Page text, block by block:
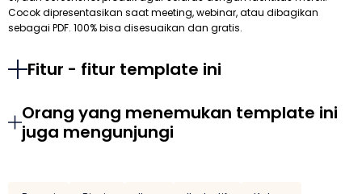
Cocok dipresentasikan saat meeting, webinar, atau dibagikan
sebagai PDF. 100% bisa disesuaikan dan gratis.
Fitur - fitur template ini
Orang yang menemukan template ini
juga mengunjungi